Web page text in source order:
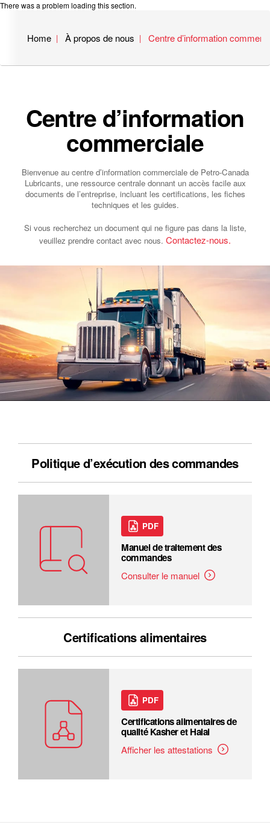
There was a problem loading this section.
Home À propos de nous Centre d’information
Centre d’information
commerciale
Bienvenue au centre d’information commerciale de Petro‑Canada
Lubricants, une ressource centrale donnant un accès facile aux
documents de l’entreprise, incluant les certifications, les fiches
techniques et les guides.
Si vous recherchez un document qui ne figure pas dans la liste,
veuillez prendre contact avec nous. Contactez-nous.
Politique d’exécution des commandes
PDF
Manuel de traitement des
commandes
Consulter le manuel
Certifications alimentaires
PDF
Certifications alimentaires de
qualité Kasher et Halal
Afficher les attestations